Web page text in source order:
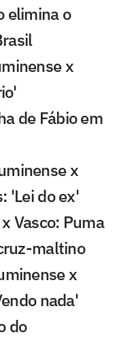
elimina o
x
de Fábio em
x
'Lei do ex'
Vasco: Puma
maltino
x
nada'
do